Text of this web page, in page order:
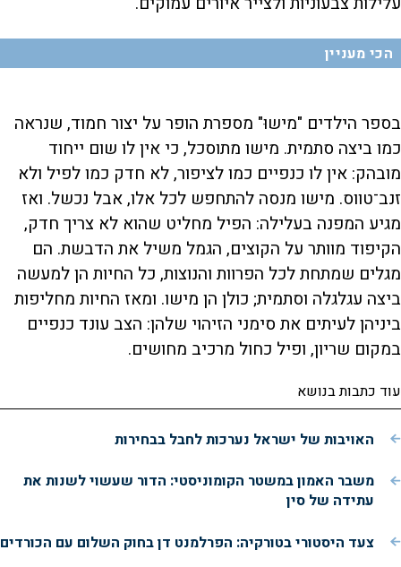
הכי מעניין
בספר הילדים "מישוּ" מספרת הופר על יצור חמוד, שנראה
כמו ביצה סתמית. מישו מתוסכל, כי אין לו שום ייחוד
מובהק: אין לו כנפיים כמו לציפור, לא חדק כמו לפיל ולא
זנב־טווס. מישו מנסה להתחפש לכל אלו, אבל נכשל. ואז
מגיע המפנה בעלילה: הפיל מחליט שהוא לא צריך חדק,
הקיפוד מוותר על הקוצים, הגמל משיל את הדבשת. הם
מגלים שמתחת לכל הפרוות והנוצות, כל החיות הן למעשה
ביצה עגלגלה וסתמית; כולן הן מישו. ומאז החיות מחליפות
ביניהן לעיתים את סימני הזיהוי שלהן: הצב עונד כנפיים
במקום שריון, ופיל כחול מרכיב מחושים.
עוד כתבות בנושא
האויבות של ישראל נערכות לחבל בבחירות
משבר האמון במשטר הקומוניסטי: הדור שעשוי לשנות את
עתידה של סין
צעד היסטורי בטורקיה: הפרלמנט דן בחוק השלום עם הכורדים